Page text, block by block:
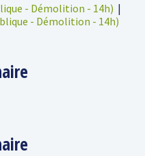
- Démolition - 14h) |
- Démolition - 14h)